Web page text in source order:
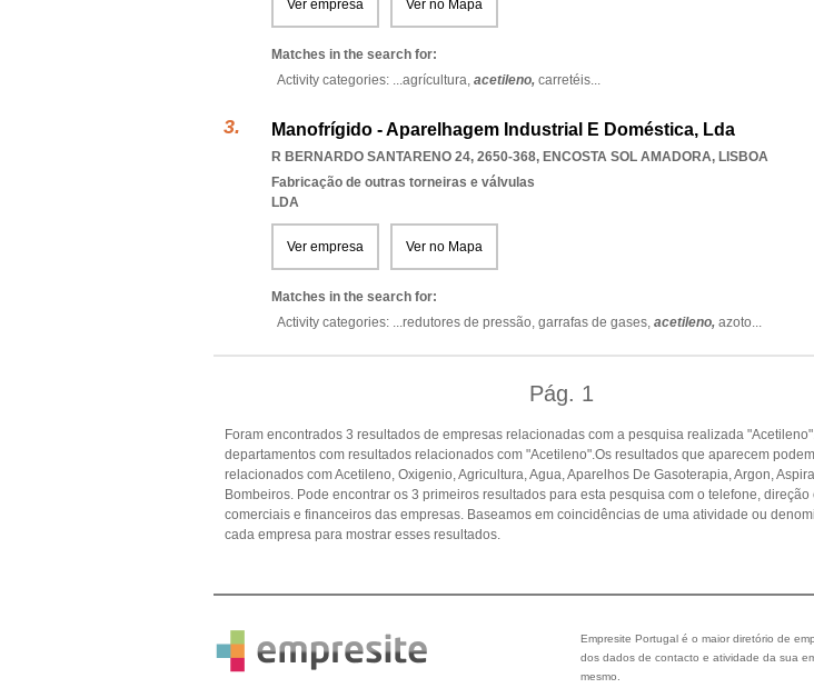
Ver empresa Ver no Mapa
Matches in the search for:
Activity categories: ...agrícultura, acetileno, carretéis...
Manofrígido - Aparelhagem Industrial E Doméstica, Lda
R BERNARDO SANTARENO 24, 2650-368, ENCOSTA SOL AMADORA, LISBOA
Fabricação de outras torneiras e válvulas
LDA
Ver empresa Ver no Mapa
Matches in the search for:
Activity categories: ...redutores de pressão, garrafas de gases, acetileno, azoto...
Pág. 1
Foram encontrados 3 resultados de empresas relacionadas com a pesquisa realizada
departamentos com resultados relacionados com "Acetileno".Os resultados que aparecem
relacionados com Acetileno, Oxigenio, Agricultura, Agua, Aparelhos De Gasoterapia, Argon,
Bombeiros. Pode encontrar os 3 primeiros resultados para esta pesquisa com o telefone, direção
comerciais e financeiros das empresas. Baseamos em coincidências de uma atividade ou
cada empresa para mostrar esses resultados.
Empresite Portugal é o maior diretório de
dos dados de contacto e atividade da sua
mesmo.